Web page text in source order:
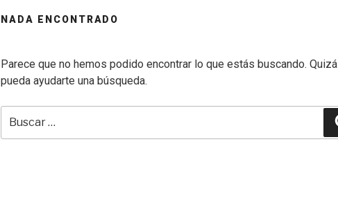
NADA ENCONTRADO
Parece que no hemos podido encontrar lo que estás buscando. Quizá
pueda ayudarte una búsqueda.
por: